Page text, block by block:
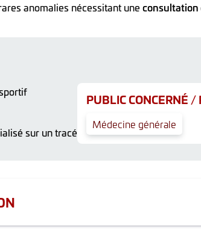
anomalies nécessitant une consultation
sur un tracé
PUBLIC CONCERNÉ /
Médecine générale